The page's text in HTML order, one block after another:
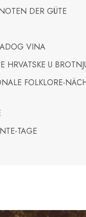
DER GÜTE
VINA
HRVATSKE U
FOLKLORE-
TAGE